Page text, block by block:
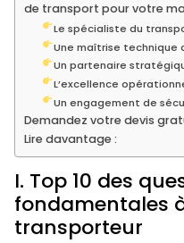
de transport pour votre
Le spécialiste du
Une maîtrise technique
Un partenaire
L’excellence
Un engagement de
Demandez votre devis
Lire davantage :
I. Top 10 des
fondamentales
transporteur